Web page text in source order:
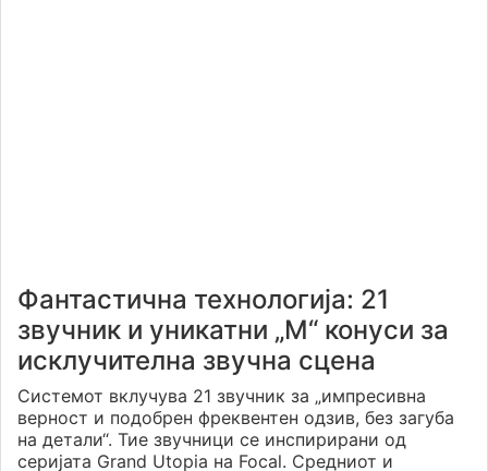
Фантастична технологија: 21
звучник и уникатни „M“ конуси за
исклучителна звучна сцена
Системот вклучува 21 звучник за „импресивна
верност и подобрен фреквентен одзив, без загуба
на детали“. Тие звучници се инспирирани од
серијата Grand Utopia на Focal. Средниот и